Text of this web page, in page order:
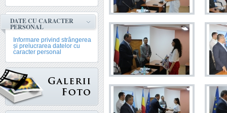
DATE CU CARACTER
PERSONAL
Informare privind strângerea
și prelucrarea datelor cu
caracter personal